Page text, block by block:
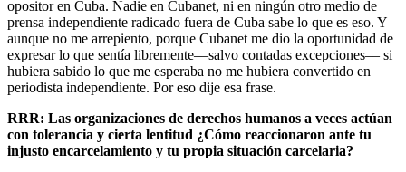
opositor en Cuba. Nadie en Cubanet, ni en ningún otro medio de
prensa independiente radicado fuera de Cuba sabe lo que es eso. Y
aunque no me arrepiento, porque Cubanet me dio la oportunidad de
expresar lo que sentía libremente––salvo contadas excepciones–– si
hubiera sabido lo que me esperaba no me hubiera convertido en
periodista independiente. Por eso dije esa frase.
RRR: Las organizaciones de derechos humanos a veces actúan
con tolerancia y cierta lentitud ¿Cómo reaccionaron ante tu
injusto encarcelamiento y tu propia situación carcelaria?